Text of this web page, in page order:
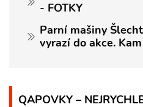
- FOTKY
Parní mašiny
vyrazí do akce.
QAPOVKY –